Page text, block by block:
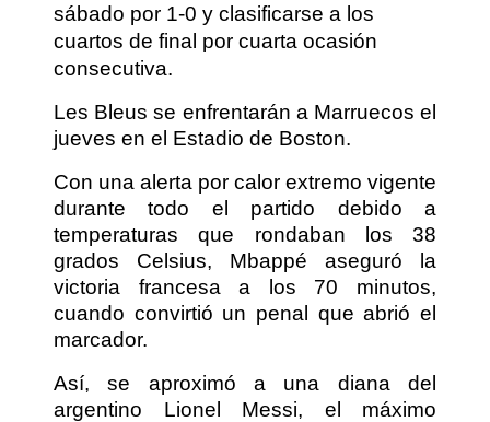
sábado por 1-0 y clasificarse a los
cuartos de final por cuarta ocasión
consecutiva.
Les Bleus se enfrentarán a Marruecos el
jueves en el Estadio de Boston.
Con una alerta por calor extremo vigente
durante todo el partido debido a
temperaturas que rondaban los 38
grados Celsius, Mbappé aseguró la
victoria francesa a los 70 minutos,
cuando convirtió un penal que abrió el
marcador.
Así, se aproximó a una diana del
argentino Lionel Messi, el máximo